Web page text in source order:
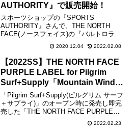
AUTHORITY』で販売開始！
スポーツショップの『SPORTS
AUTHORITY』さんで、THE NORTH
FACE(ノースフェイス)の『バルトロライ
トジャケット(ND91950)』と『ノベルテ
ィバルトロライトジャケット
(ND91951)』の販売が開始されましたの
で...
2020.12.04 2022.02.08
【2022SS】THE NORTH FACE
PURPLE LABEL for Pilgrim
Surf+Supply「Mountain Wind
Parka」が復刻
「Pilgrim Surf+Supply(ピルグリム サーフ
＋サプライ)」のオープン時に発売し即完
売した「THE NORTH FACE PURPLE
LABEL(ノースフェイス パープルレーベ
ル)」の別注モデル「Mountain Wind ...
2022.02.23